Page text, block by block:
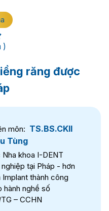
)
răng được
môn: TS.BS.CKII
Tùng
khoa I-DENT
nghiệp tại Pháp - hơn
Implant thành công
hành nghề số
– CCHN